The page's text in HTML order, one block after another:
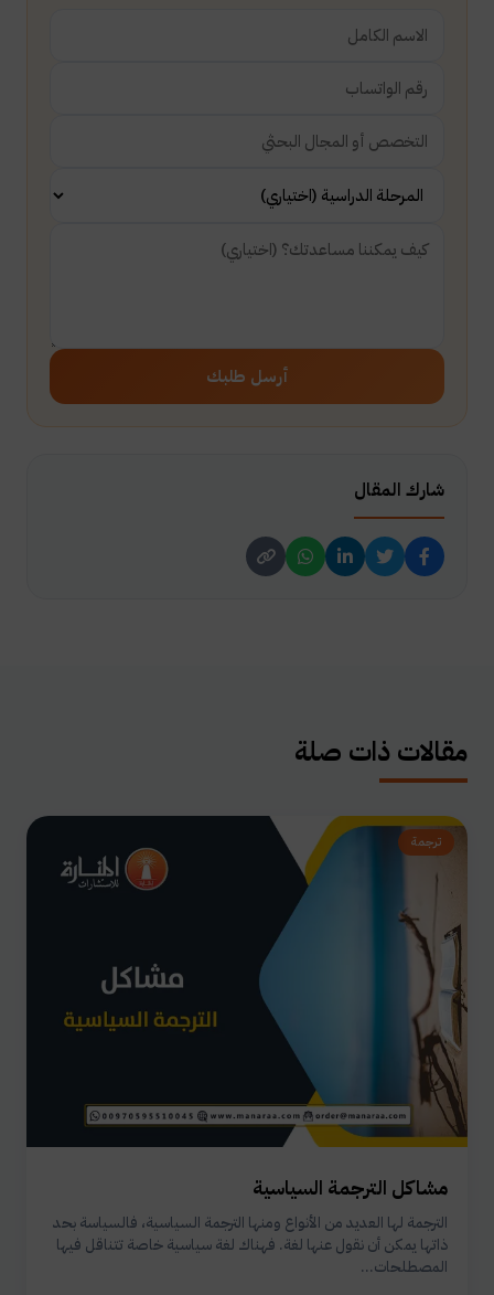
أرسل طلبك
شارك المقال
مقالات ذات صلة
ترجمة
مشاكل الترجمة السياسية
الترجمة لها العديد من الأنواع ومنها الترجمة السياسية، فالسياسة بحد
ذاتها يمكن أن نقول عنها لغة. فهناك لغة سياسية خاصة تتناقل فيها
المصطلحات...